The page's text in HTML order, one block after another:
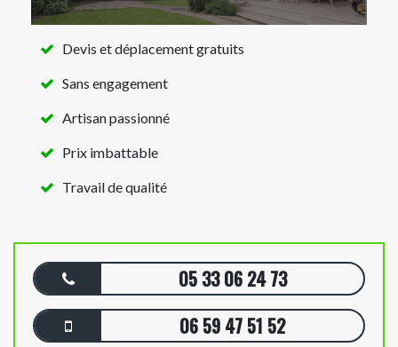
Devis et déplacement gratuits
Sans engagement
Artisan passionné
Prix imbattable
Travail de qualité
05 33 06 24 73
06 59 47 51 52